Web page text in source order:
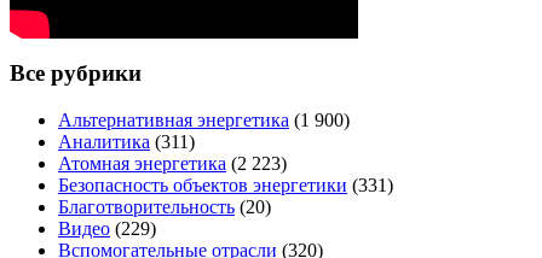
Все рубрики
Альтернативная энергетика (1 900)
Аналитика (311)
Атомная энергетика (2 223)
Безопасность объектов энергетики (331)
Благотворительность (20)
Видео (229)
Вспомогательные отрасли (320)